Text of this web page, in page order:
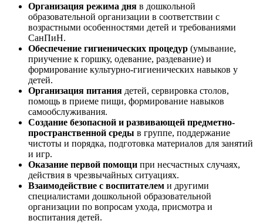
Организация режима дня в дошкольной
образовательной организации в соответствии с
возрастными особенностями детей и требованиями
СанПиН.
Обеспечение гигиенических процедур (умывание,
приучение к горшку, одевание, раздевание) и
формирование культурно-гигиенических навыков у
детей.
Организация питания детей, сервировка столов,
помощь в приеме пищи, формирование навыков
самообслуживания.
Создание безопасной и развивающей предметно-
пространственной среды в группе, поддержание
чистоты и порядка, подготовка материалов для занятий
и игр.
Оказание первой помощи при несчастных случаях,
действия в чрезвычайных ситуациях.
Взаимодействие с воспитателем и другими
специалистами дошкольной образовательной
организации по вопросам ухода, присмотра и
воспитания детей.